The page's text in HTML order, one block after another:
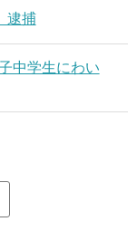
逮捕
中学生にわい